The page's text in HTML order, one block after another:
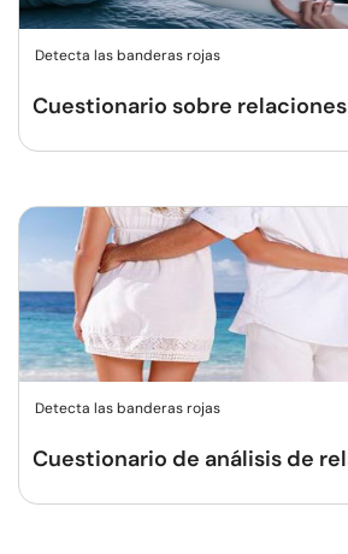
Detecta las banderas rojas
Cuestionario sobre
Detecta las banderas rojas
Cuestionario de análisis de